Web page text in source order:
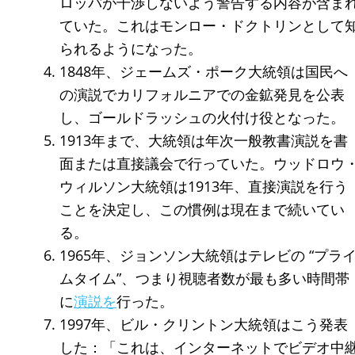
ていた。これはモンロー・ドクトリンとして
られるようになった。
1848年、ジェームズ・ポーク大統領は国民へ
の演説でカリフォルニアでの金鉱発見を公表
し、ゴールドラッシュの火付け役となった。
1913年まで、大統領は年次一般教書演説を書
面または直接議会で行っていた。ウッドロウ
ウィルソン大統領は1913年、直接演説を行う
ことを決定し、この慣例は現在まで続いてい
る。
1965年、ジョンソン大統領はテレビの “プラ
ムタイム”、つまり視聴者数が最も多い時間帯
に演説を行った。
1997年、ビル・クリントン大統領はこう発表
した：「これは、インターネットでビデオ中